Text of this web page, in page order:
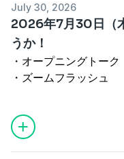
・ズームＯＮ②『円安
例の協調介入』
・エンディング
出演者：辛坊治郎、増
Seeomnystudio.com/
July 30, 2026
2026年7月30日（
うか！
・オープニングトーク
・ズームフラッシュ
（ゲスト：エネルギ
・エンディング